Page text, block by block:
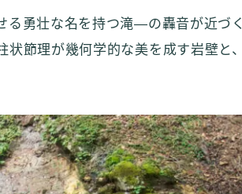
勇壮な名を持つ滝—の轟音が近づく
節理が幾何学的な美を成す岩壁と、